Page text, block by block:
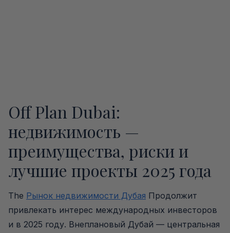
Off Plan Dubai:
недвижимость —
преимущества, риски и
лучшие проекты 2025 года
The Рынок недвижимости Дубая Продолжит
привлекать интерес международных инвесторов
и в 2025 году. Внеплановый Дубай — центральная